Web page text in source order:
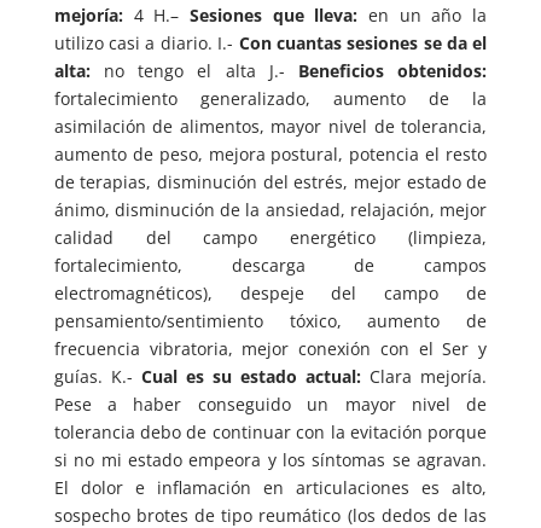
mejoría:4 H.– Sesiones que lleva: en un año la
utilizo casi a diario. I.- Con cuantas sesiones se da el
alta:no tengo el alta J.- Beneficios obtenidos:
fortalecimiento generalizado, aumento de la
asimilación de alimentos, mayor nivel de tolerancia,
aumento de peso, mejora postural, potencia el resto
de terapias, disminución del estrés, mejor estado de
ánimo, disminución de la ansiedad, relajación, mejor
calidad del campo energético (limpieza,
fortalecimiento, descarga de campos
electromagnéticos), despeje del campo de
pensamiento/sentimiento tóxico, aumento de
frecuencia vibratoria, mejor conexión con el Ser y
guías. K.- Cual es su estado actual: Clara mejoría.
Pese a haber conseguido un mayor nivel de
tolerancia debo de continuar con la evitación porque
si no mi estado empeora y los síntomas se agravan.
El dolor e inflamación en articulaciones es alto,
sospecho brotes de tipo reumático (los dedos de las